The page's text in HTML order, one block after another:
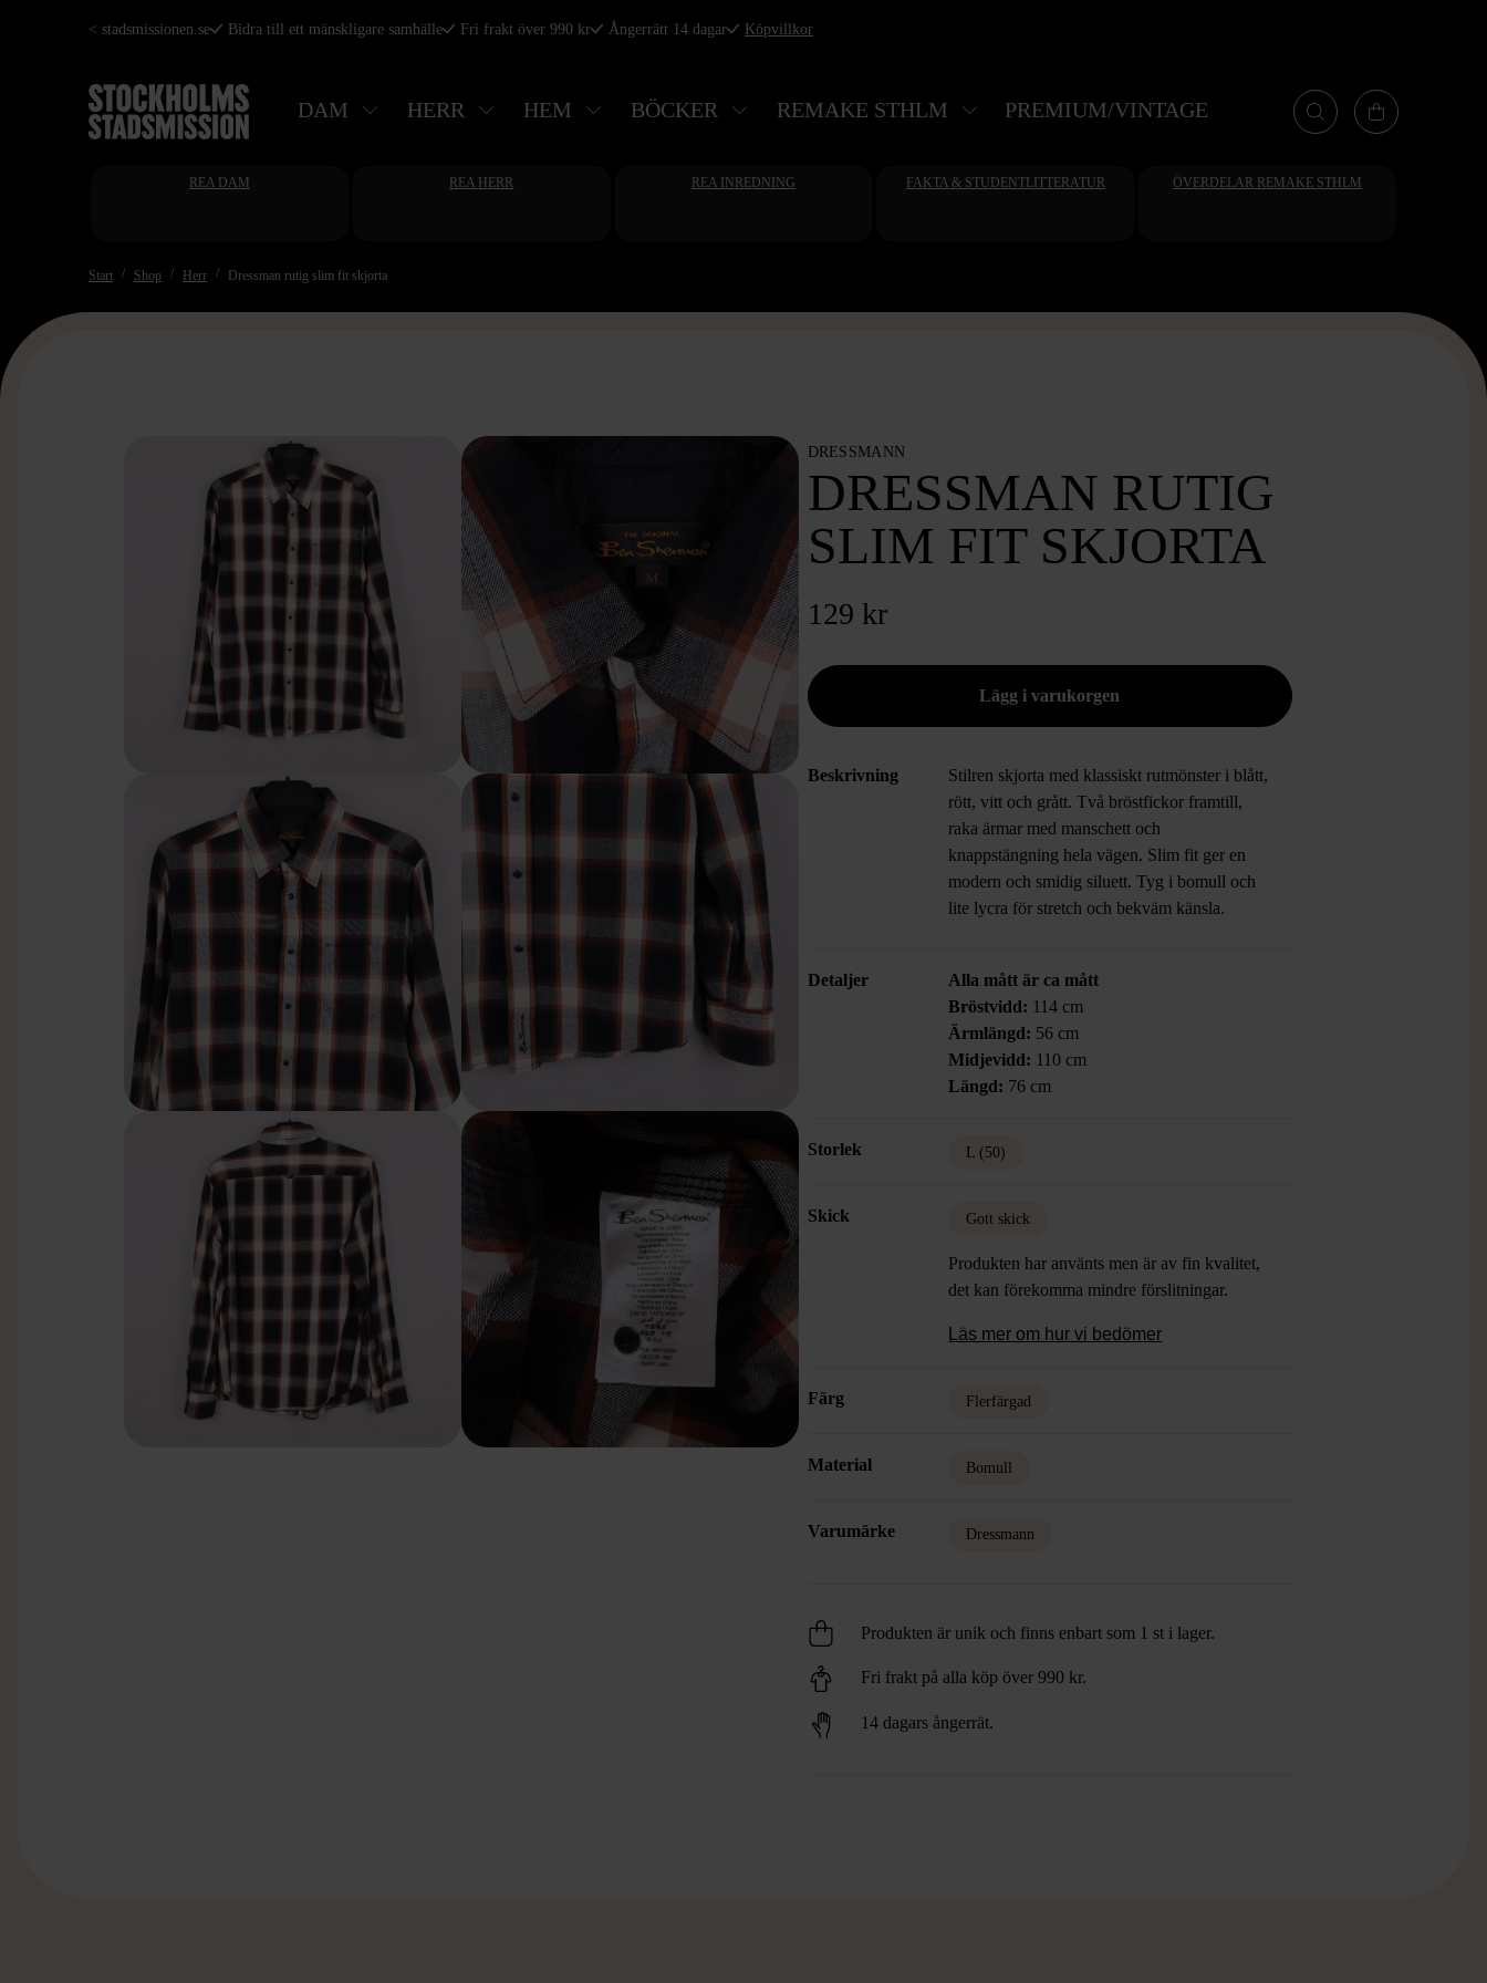
Hoppa
huvudinnehåll
< stadsmissionen.se Bidra till ett mänskligare samhälle Fri frakt över 990 kr Ångerrätt 14 dagar Köpvillkor
DAM HERR HEM BÖCKER REMAKE STHLM PREMIUM/VINTAGE
REA DAM REA HERR REA INREDNING FAKTA & STUDENTLITTERATUR ÖVERDELAR REMAKE STHLM
Start Shop Herr Dressman rutig slim fit skjorta
DRESSMANN
DRESSMAN RUTIG
SLIM FIT SKJORTA
129 kr
Beskrivning
Stilren skjorta med klassiskt rutmönster i blått,
rött, vitt och grått. Två bröstfickor framtill,
raka ärmar med manschett och
knappstängning hela vägen. Slim fit ger en
modern och smidig siluett. Tyg i bomull och
lite lycra för stretch och bekväm känsla.
Detaljer
Alla mått är ca mått
Bröstvidd: 114 cm
Ärmlängd: 56 cm
Midjevidd: 110 cm
Längd: 76 cm
Storlek L (50)
Skick Gott skick
Produkten har använts men är av fin kvalitet,
det kan förekomma mindre förslitningar.
Läs mer om hur vi bedömer
Färg Flerfärgad
Material Bomull
Varumärke Dressmann
Produkten är unik och finns enbart som 1 st i lager.
Fri frakt på alla köp över 990 kr.
14 dagars ångerrät.